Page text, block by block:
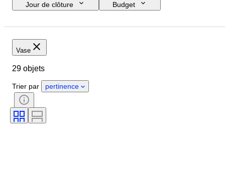
Jour de clôture
Budget
Pays d’origine
État
Couleur
Vase
29 objets
Trier par pertinence